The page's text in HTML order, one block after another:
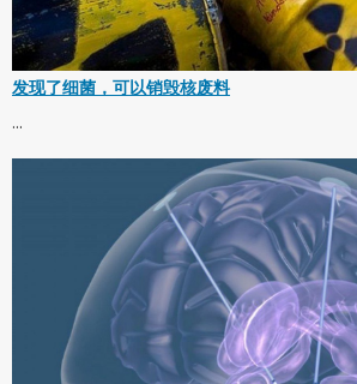
发现了细菌，可以销毁核废料
...